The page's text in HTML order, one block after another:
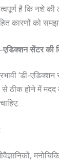
है कि नशे
कारणों को
एडिक्शन सेंटर की
‘डी-
ठीक होने में मदद